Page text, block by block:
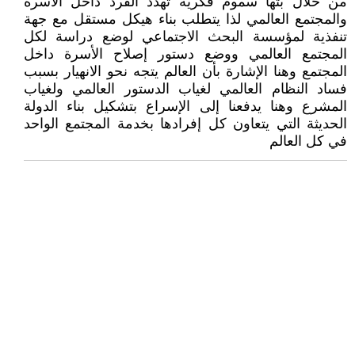
والمجتمع العالمي لذا يتطلب بناء هيكل مستقل مع جهة
تنفذية لمؤسسة البحث الاجتماعي لوضع دراسة لكل
المجتمع العالمي ووضع دستور إصلاح الأسرة داخل
المجتمع وهنا الإشارة بأن العالم يتجه نحو الانهيار بسبب
فساد النظام العالمي لغياب الدستور العالمي ولغياب
المشرع وهنا يدفعنا إلى الإسراع بتشكيل بناء الدولة
الحديثة التي يتعاون كل إفرادها بخدمة المجتمع الواحد
في كل العالم